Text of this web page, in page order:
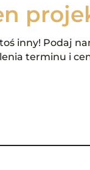
inny! Podaj
terminu i